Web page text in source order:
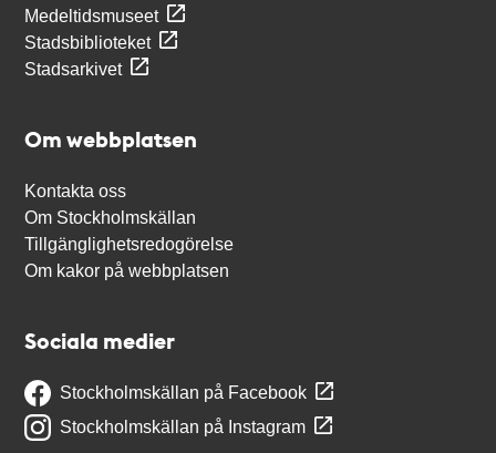
Medeltidsmuseet
Stadsbiblioteket
Stadsarkivet
Om webbplatsen
Kontakta oss
Om Stockholmskällan
Tillgänglighetsredogörelse
Om kakor på webbplatsen
Sociala medier
Stockholmskällan på Facebook
Stockholmskällan på Instagram